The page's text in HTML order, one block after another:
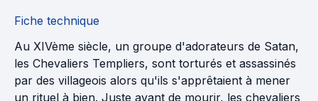
Fiche technique
Au XIVème siècle, un groupe d'adorateurs de Satan,
les Chevaliers Templiers, sont torturés et assassinés
par des villageois alors qu'ils s'apprêtaient à mener
un rituel à bien. Juste avant de mourir, les chevaliers